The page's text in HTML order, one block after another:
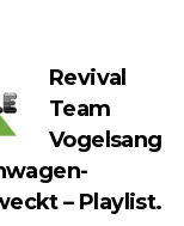
Revival
Team
Vogelsang
– Playlist.